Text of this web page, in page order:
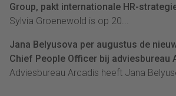
Group, pakt internationale HR-
Sylvia Groenewold is op 20...
Jana Belyusova per augustus de
Chief People Officer bij adviesbureau
Adviesbureau Arcadis heeft Jana